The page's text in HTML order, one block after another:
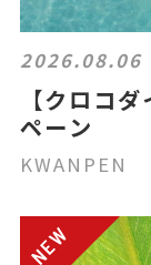
2026.08.06
【クロコ
ペーン
KWANPEN